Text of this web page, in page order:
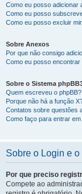
Como eu posso adicionar
Como eu posso
Como eu posso excluir
Sobre Anexos
Por que não consigo
Como eu posso
Sobre o Sistema
Quem escreveu o phpBB?
Porque não há a função
Contatos sobre questões
Como faço para entrar
Sobre o Login e
Por que preciso
Compete ao